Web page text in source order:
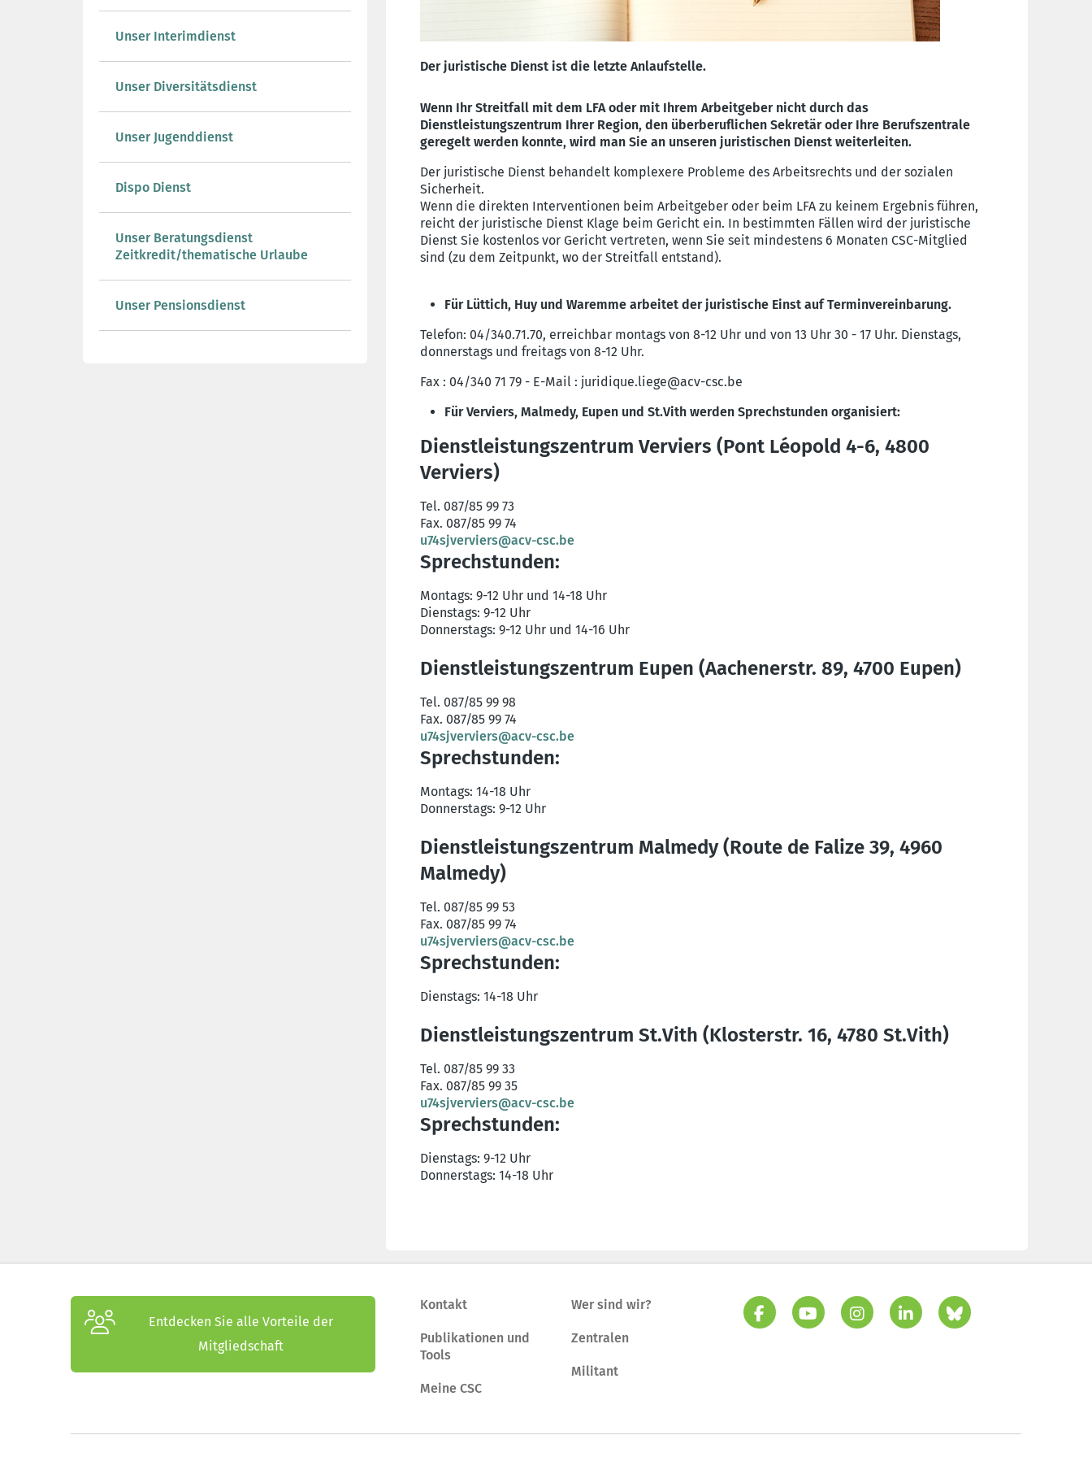
Unser Interimdienst
Unser Diversitätsdienst
Unser Jugenddienst
Dispo Dienst
Unser Beratungsdienst
Zeitkredit/thematische Urlaube
Unser Pensionsdienst
Der juristische Dienst ist die letzte Anlaufstelle.
Wenn Ihr Streitfall mit dem LFA oder mit Ihrem Arbeitgeber nicht durch das
Dienstleistungszentrum Ihrer Region, den überberuflichen Sekretär oder Ihre Berufszentrale
geregelt werden konnte, wird man Sie an unseren juristischen Dienst weiterleiten.
Der juristische Dienst behandelt komplexere Probleme des Arbeitsrechts und der sozialen
Sicherheit.
Wenn die direkten Interventionen beim Arbeitgeber oder beim LFA zu keinem Ergebnis führen,
reicht der juristische Dienst Klage beim Gericht ein. In bestimmten Fällen wird der juristische
Dienst Sie kostenlos vor Gericht vertreten, wenn Sie seit mindestens 6 Monaten CSC-Mitglied
sind (zu dem Zeitpunkt, wo der Streitfall entstand).
Für Lüttich, Huy und Waremme arbeitet der juristische Einst auf Terminvereinbarung.
Telefon: 04/340.71.70, erreichbar montags von 8-12 Uhr und von 13 Uhr 30 - 17 Uhr. Dienstags,
donnerstags und freitags von 8-12 Uhr.
Fax : 04/340 71 79 - E-Mail : juridique.liege@acv-csc.be
Für Verviers, Malmedy, Eupen und St.Vith werden Sprechstunden organisiert:
Dienstleistungszentrum Verviers (Pont Léopold 4-6, 4800
Verviers)
Tel. 087/85 99 73
Fax. 087/85 99 74
u74sjverviers@acv-csc.be
Sprechstunden:
Montags: 9-12 Uhr und 14-18 Uhr
Dienstags: 9-12 Uhr
Donnerstags: 9-12 Uhr und 14-16 Uhr
Dienstleistungszentrum Eupen (Aachenerstr. 89, 4700 Eupen)
Tel. 087/85 99 98
Fax. 087/85 99 74
u74sjverviers@acv-csc.be
Sprechstunden:
Montags: 14-18 Uhr
Donnerstags: 9-12 Uhr
Dienstleistungszentrum Malmedy (Route de Falize 39, 4960
Malmedy)
Tel. 087/85 99 53
Fax. 087/85 99 74
u74sjverviers@acv-csc.be
Sprechstunden:
Dienstags: 14-18 Uhr
Dienstleistungszentrum St.Vith (Klosterstr. 16, 4780 St.Vith)
Tel. 087/85 99 33
Fax. 087/85 99 35
u74sjverviers@acv-csc.be
Sprechstunden:
Dienstags: 9-12 Uhr
Donnerstags: 14-18 Uhr
Entdecken Sie alle Vorteile der
Mitgliedschaft
Kontakt
Publikationen und
Tools
Meine CSC
Wer sind wir?
Zentralen
Militant